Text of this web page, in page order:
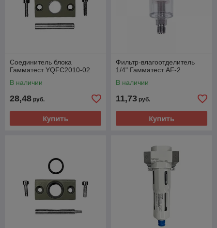
Соединитель блока
Гамматест YQFC2010-02
В наличии
28,48 руб.
Купить
Фильтр-влагоотделитель
1/4" Гамматест AF-2
В наличии
11,73 руб.
Купить